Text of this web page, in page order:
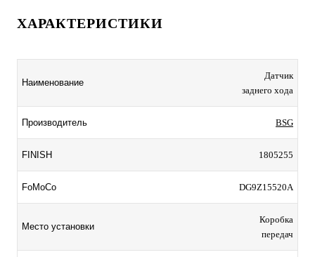
ХАРАКТЕРИСТИКИ
Наименование
Датчик
заднего хода
Производитель BSG
FINISH 1805255
FoMoCo DG9Z15520A
Место установки
Коробка
передач